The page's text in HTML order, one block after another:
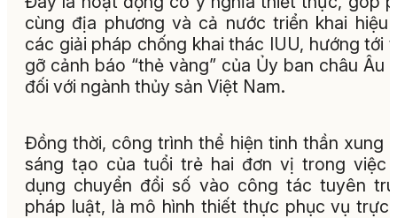
cùng địa phương và cả nước triển khai hiệu
các giải pháp chống khai thác IUU, hướng tới
gỡ cảnh báo “thẻ vàng” của Ủy ban châu Âu
đối với ngành thủy sản Việt Nam.
Đồng thời, công trình thể hiện tinh thần xung
sáng tạo của tuổi trẻ hai đơn vị trong việc
dụng chuyển đổi số vào công tác tuyên
pháp luật, là mô hình thiết thực phục vụ trực